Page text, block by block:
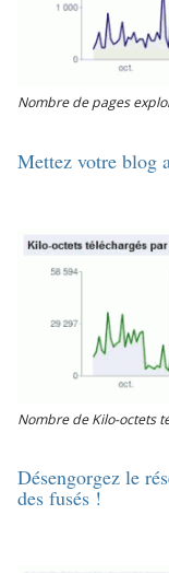
Nombre de pages
Mettez votre blog
Nombre de Kilo-octets
Désengorgez le
des fusés !